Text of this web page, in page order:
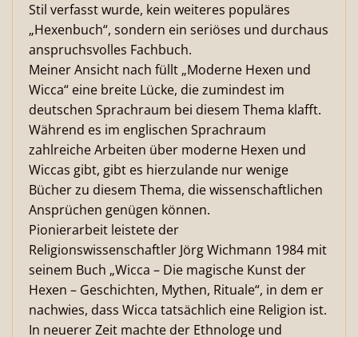
Stil verfasst wurde, kein weiteres populäres
„Hexenbuch“, sondern ein seriöses und durchaus
anspruchsvolles Fachbuch.
Meiner Ansicht nach füllt „Moderne Hexen und
Wicca“ eine breite Lücke, die zumindest im
deutschen Sprachraum bei diesem Thema klafft.
Während es im englischen Sprachraum
zahlreiche Arbeiten über moderne Hexen und
Wiccas gibt, gibt es hierzulande nur wenige
Bücher zu diesem Thema, die wissenschaftlichen
Ansprüchen genügen können.
Pionierarbeit leistete der
Religionswissenschaftler Jörg Wichmann 1984 mit
seinem Buch „Wicca – Die magische Kunst der
Hexen – Geschichten, Mythen, Rituale“, in dem er
nachwies, dass Wicca tatsächlich eine Religion ist.
In neuerer Zeit machte der Ethnologe und